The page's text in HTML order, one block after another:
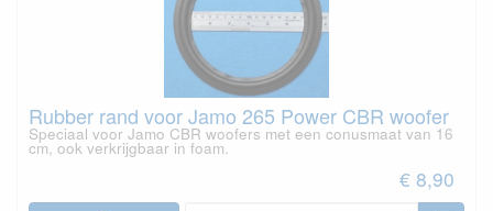
Rubber rand voor Jamo 265 Power CBR woofer
Speciaal voor Jamo CBR woofers met een conusmaat van 16
cm, ook verkrijgbaar in foam.
€ 8,90